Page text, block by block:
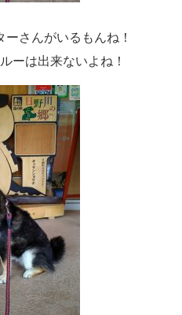
さんがいるもんね！
ーは出来ないよね！